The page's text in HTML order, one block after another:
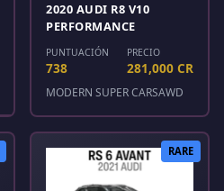
2020 AUDI R8 V10
PERFORMANCE
PUNTUACIÓN
738
PRECIO
281,000 CR
MODERN SUPER CARSAWD
RARE